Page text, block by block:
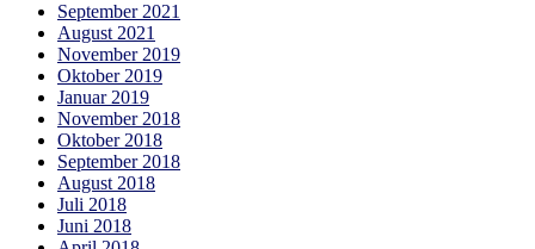
September 2021
August 2021
November 2019
Oktober 2019
Januar 2019
November 2018
Oktober 2018
September 2018
August 2018
Juli 2018
Juni 2018